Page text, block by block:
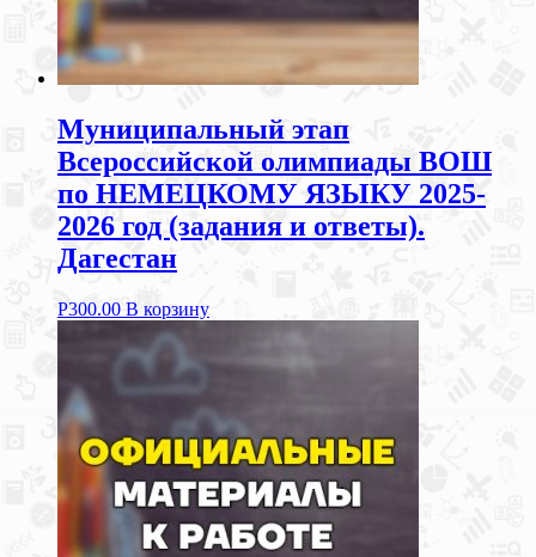
Муниципальный этап
Всероссийской олимпиады ВОШ
по НЕМЕЦКОМУ ЯЗЫКУ 2025-
2026 год (задания и ответы).
Дагестан
Р300.00 В корзину